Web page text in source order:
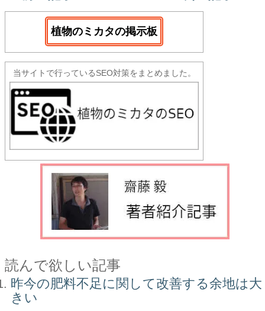
植物のミカタの掲示板
当サイトで行っているSEO対策をまとめました。
読んで欲しい記事
昨今の肥料不足に関して改善する余地は大
きい